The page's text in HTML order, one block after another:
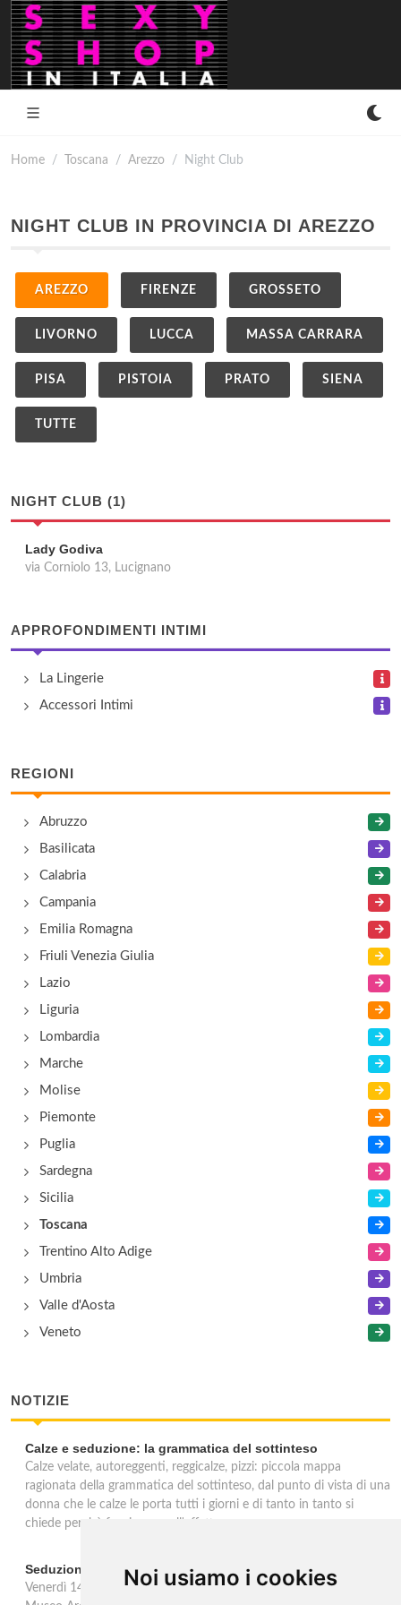
Noi usiamo i cookies
Home Toscana Arezzo Night Club
NIGHT CLUB IN PROVINCIA DI AREZZO
AREZZO FIRENZE GROSSETO
LIVORNO LUCCA MASSA CARRARA
PISA PISTOIA PRATO SIENA
TUTTE
NIGHT CLUB (1)
Lady Godiva
via Corniolo 13, Lucignano
APPROFONDIMENTI INTIMI
La Lingerie
Accessori Intimi
REGIONI
Abruzzo
Basilicata
Calabria
Campania
Emilia Romagna
Friuli Venezia Giulia
Lazio
Liguria
Lombardia
Marche
Molise
Piemonte
Puglia
Sardegna
Sicilia
Toscana
Trentino Alto Adige
Umbria
Valle d'Aosta
Veneto
NOTIZIE
Calze e seduzione: la grammatica del sottinteso
Calze velate, autoreggenti, reggicalze, pizzi: piccola mappa
ragionata della grammatica del sottinteso, dal punto di vista di una
donna che le calze le porta tutti i giorni e di tanto in tanto si
chiede perchè facciano quell'effetto.
Seduzioni. Il piacere sVelato
Venerdì 14 febbraio, in occasione della festa di San Valentino, il